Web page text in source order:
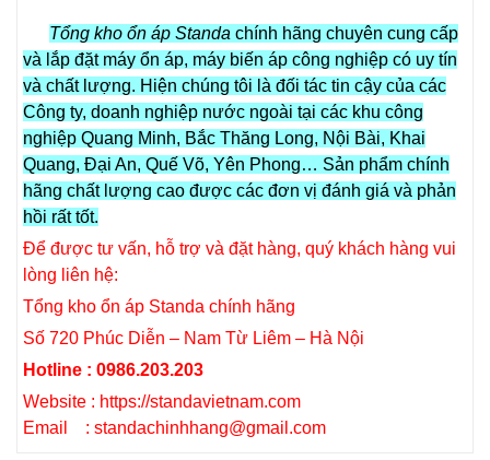
Tổng kho ổn áp Standa chính hãng chuyên cung cấp
và lắp đặt máy ổn áp, máy biến áp công nghiệp có uy tín
và chất lượng. Hiện chúng tôi là đối tác tin cậy của các
Công ty, doanh nghiệp nước ngoài tại các khu công
nghiệp Quang Minh, Bắc Thăng Long, Nội Bài, Khai
Quang, Đại An, Quế Võ, Yên Phong… Sản phẩm chính
hãng chất lượng cao được các đơn vị đánh giá và phản
hồi rất tốt.
Để được tư vấn, hỗ trợ và đặt hàng, quý khách hàng vui
lòng liên hệ:
Tổng kho ổn áp Standa chính hãng
Số 720 Phúc Diễn – Nam Từ Liêm – Hà Nội
Hotline : 0986.203.203
Website : https://standavietnam.com
Email : standachinhhang@gmail.com